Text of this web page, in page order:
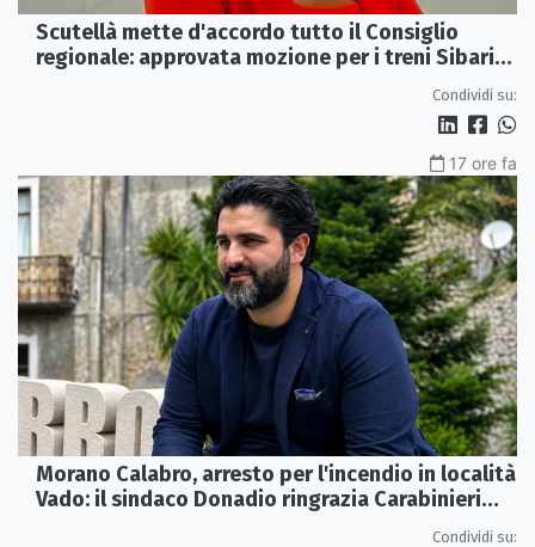
Scutellà mette d'accordo tutto il Consiglio
regionale: approvata mozione per i treni Sibari-
Condividi su:
17 ore fa
Morano Calabro, arresto per l'incendio in località
Vado: il sindaco Donadio ringrazia Carabinieri
Condividi su: